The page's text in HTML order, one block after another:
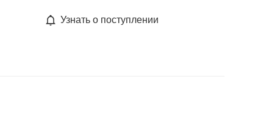
Узнать о поступлении